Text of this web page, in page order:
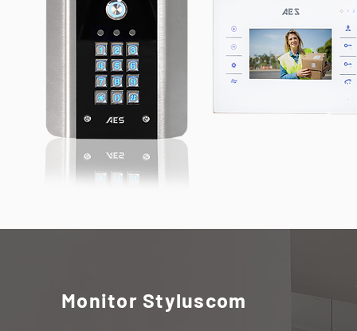
Monitor Styluscom